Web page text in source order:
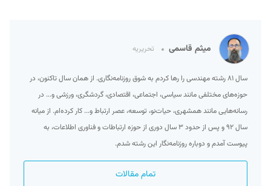
میثم قاسمی تحریریه
سال ۸۱ رشته مهندسی را رها کردم به شوق روزنامه‌نگاری. از همان سال تاکنون، در
حوزه‌های مختلفی مانند سیاسی، اجتماعی، اقتصادی، گردشگری، ورزشی و... در
رسانه‌هایی مانند همشهری، حیات‌نو، توسعه، عصر ارتباط و... کار کرده‌ام. از میانه
سال ۹۲ و پس از حدود ۳ سال دوری از حوزه ارتباطات و فناوری اطلاعات، به
پیوست آمدم و دوباره روزنامه‌نگار این رشته شدم.
تمام مقالات